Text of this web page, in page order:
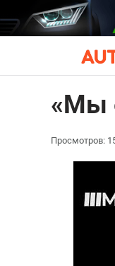
«Мы
Просмотров: